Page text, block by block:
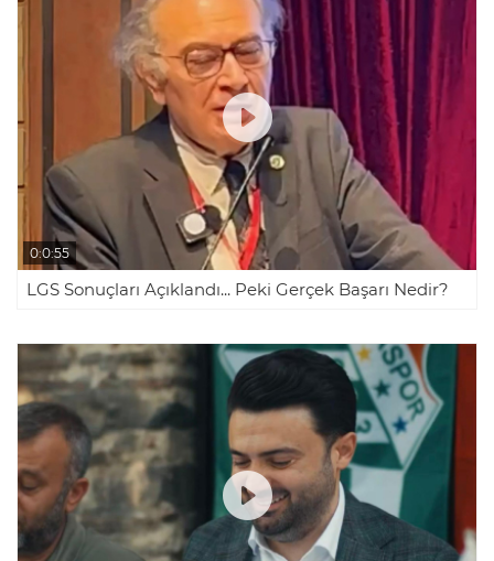
0:0:55
LGS Sonuçları Açıklandı... Peki Gerçek Başarı Nedir?